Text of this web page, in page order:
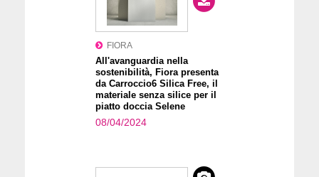
FIORA
All'avanguardia nella
sostenibilità, Fiora presenta
da Carroccio6 Silica Free, il
materiale senza silice per il
piatto doccia Selene
08/04/2024